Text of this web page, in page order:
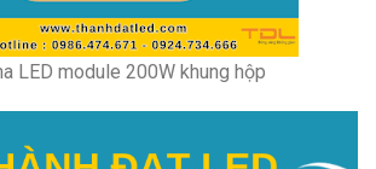
LED module 200W khung hộp